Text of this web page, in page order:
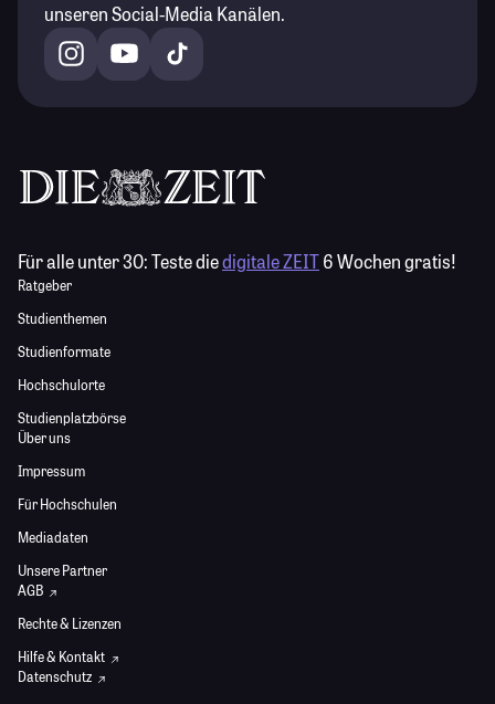
unseren Social-Media Kanälen.
Für alle unter 30:Teste diedigitale ZEIT6 Wochen gratis!
Ratgeber
Studienthemen
Studienformate
Hochschulorte
Studienplatzbörse
Über uns
Impressum
Für Hochschulen
Mediadaten
Unsere Partner
AGB
Rechte & Lizenzen
Hilfe & Kontakt
Datenschutz